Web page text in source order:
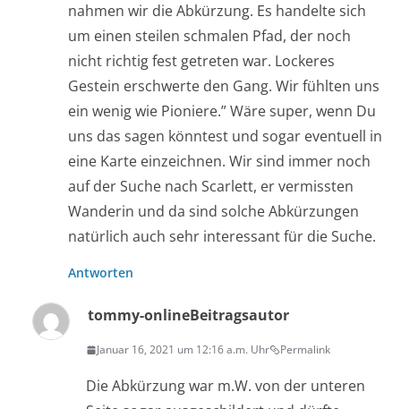
nahmen wir die Abkürzung. Es handelte sich
um einen steilen schmalen Pfad, der noch
nicht richtig fest getreten war. Lockeres
Gestein erschwerte den Gang. Wir fühlten uns
ein wenig wie Pioniere.” Wäre super, wenn Du
uns das sagen könntest und sogar eventuell in
eine Karte einzeichnen. Wir sind immer noch
auf der Suche nach Scarlett, er vermissten
Wanderin und da sind solche Abkürzungen
natürlich auch sehr interessant für die Suche.
Antworten
tommy-onlineBeitragsautor
Januar 16, 2021 um 12:16 a.m. Uhr Permalink
Die Abkürzung war m.W. von der unteren